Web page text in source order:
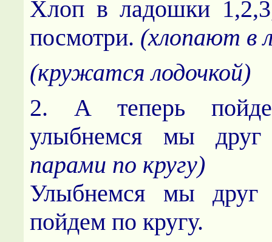
Хлоп в ладошки
посмотри. (хлопают в
(кружатся лодочкой)
2. А теперь
улыбнемся мы
парами по кругу)
Улыбнемся мы друг
пойдем по кругу.